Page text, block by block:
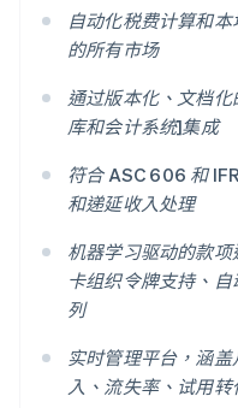
自动化税费计算和
的所有市场
通过版本化、文档
库和会计系统]集成
符合 ASC 606 和
和递延收入处理
机器学习驱动的款项
卡组织令牌支持、
列
实时管理平台，涵
入、流失率、试用